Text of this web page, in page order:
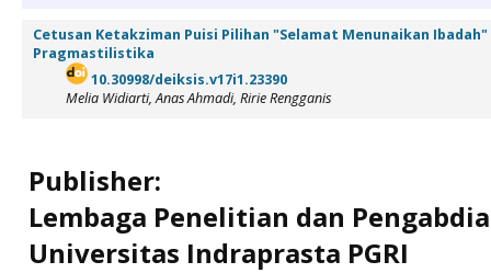
Cetusan Ketakziman Puisi Pilihan "Selamat Menunaikan Ibadah"
Pragmastilistika
10.30998/deiksis.v17i1.23390
Melia Widiarti, Anas Ahmadi, Ririe Rengganis
Publisher:
Lembaga Penelitian dan
Universitas Indraprasta PGRI